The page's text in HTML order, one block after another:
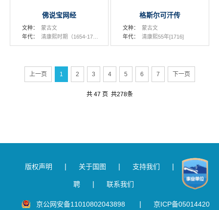
佛说宝网经
文种：
蒙古文
年代：
清康熙时期（1654-1722）
格斯尔可汗传
文种：
蒙古文
年代：
清康熙55年[1716]
上一页 1 2 3 4 5 6 7 下一页
共 47 页 共278条
版权声明 | 关于国图 | 支持我们 | 人才招
聘 | 联系我们
京公网安备11010802043898 | 京ICP备05014420